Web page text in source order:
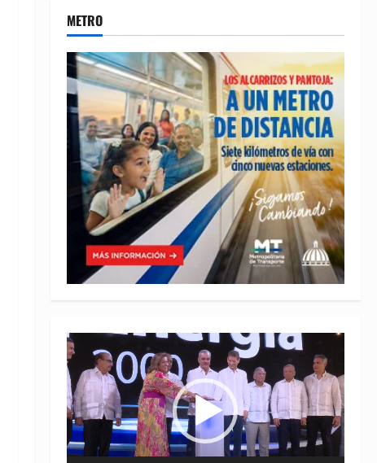
METRO
Reproductor
de
vídeo